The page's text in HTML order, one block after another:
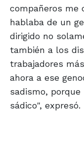
compañeros me
hablaba de un
dirigido no
también a los
trabajadores
ahora a ese
sadismo,
sádico", expresó.